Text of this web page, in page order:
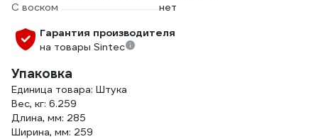
С воском
нет
Гарантия производителя
на товары Sintec
Упаковка
Единица товара: Штука
Вес, кг: 6.259
Длина, мм: 285
Ширина, мм: 259